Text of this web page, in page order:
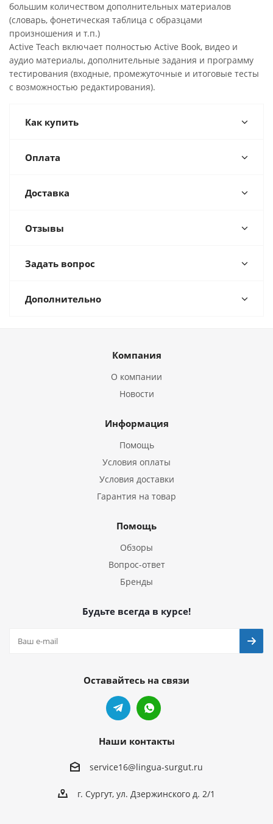
большим количеством дополнительных материалов
(словарь, фонетическая таблица с образцами
произношения и т.п.)
Active Teach включает полностью Active Book, видео и
аудио материалы, дополнительные задания и программу
тестирования (входные, промежуточные и итоговые тесты
с возможностью редактирования).
Как купить
Оплата
Доставка
Отзывы
Задать вопрос
Дополнительно
Компания
О компании
Новости
Информация
Помощь
Условия оплаты
Условия доставки
Гарантия на товар
Помощь
Обзоры
Вопрос-ответ
Бренды
Будьте всегда в курсе!
Оставайтесь на связи
Наши контакты
service16@lingua-surgut.ru
г. Сургут, ул. Дзержинского д. 2/1